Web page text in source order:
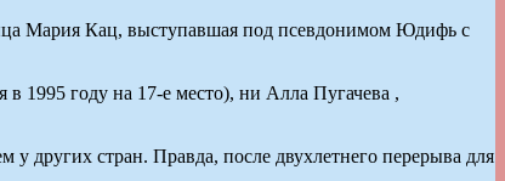
Мария Кац, выступавшая под псевдонимом Юдифь с
1995 году на 17-е место), ни Алла Пугачева ,
у других стран. Правда, после двухлетнего перерыва для